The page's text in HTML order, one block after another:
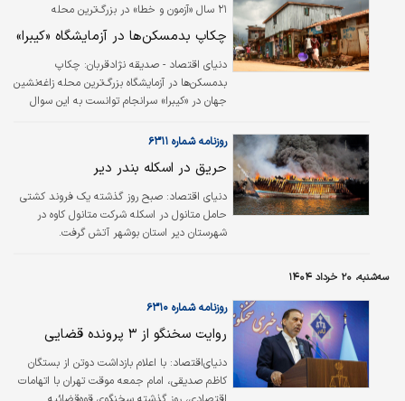
۲۱ سال «آزمون و خطا» در بزرگ‌ترین محله
«زاغه‏‌نشین» جهان چه درس‏‌هایی برای متولی
سکونتگاه‏‌های غیررسمی دارد؟ «دنیای‌اقتصاد»
پاسخ می‌دهد
چکاپ بدمسکن‏‌ها در آزمایشگاه «کیبرا»
دنیای اقتصاد - صدیقه نژادقربان: چکاپ
بدمسکن‌‌ها در آزمایشگاه بزرگ‌ترین محله زاغه‌‌نشین
جهان در «کیبرا» سرانجام توانست به این سوال
باید در جهت «جابه‌‌جایی مسکن باشد یا فقرزدایی
در جهان برای حل معضل زاغه‌‌نشینی در شهرها
این است: «خانه خوب یا معیشت مناسب»؟
روزنامه شماره ۶۳۱۱
حریق در اسکله بندر دیر
دنياي اقتصاد‌: صبح روز گذشته یک فروند کشتی
حامل متانول در اسکله شرکت متانول کاوه در
شهرستان دیر استان بوشهر آتش گرفت.
سه‌شنبه، ۲۰ خرداد ۱۴۰۴
روزنامه شماره ۶۳۱۰
روایت سخنگو از ۳ پرونده قضایی
دنياي‌اقتصاد: با اعلام بازداشت دوتن از بستگان
کاظم صدیقی، امام جمعه موقت تهران با اتهامات